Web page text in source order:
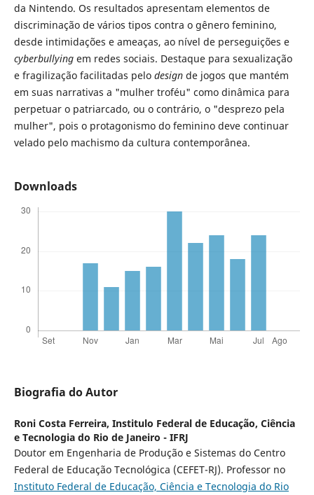
da Nintendo. Os resultados apresentam elementos de
discriminação de vários tipos contra o gênero feminino,
desde intimidações e ameaças, ao nível de perseguições e
cyberbullying em redes sociais. Destaque para sexualização
e fragilização facilitadas pelo design de jogos que mantém
em suas narrativas a "mulher troféu" como dinâmica para
perpetuar o patriarcado, ou o contrário, o "desprezo pela
mulher", pois o protagonismo do feminino deve continuar
velado pelo machismo da cultura contemporânea.
Downloads
Biografia do Autor
Roni Costa Ferreira, Institulo Federal de Educação, Ciência
e Tecnologia do Rio de Janeiro - IFRJ
Doutor em Engenharia de Produção e Sistemas do Centro
Federal de Educação Tecnológica (CEFET-RJ). Professor no
Instituto Federal de Educação, Ciência e Tecnologia do Rio